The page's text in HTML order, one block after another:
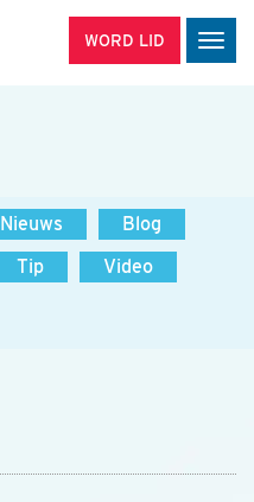
WORD LID
Nieuws
Blog
Tip
Video